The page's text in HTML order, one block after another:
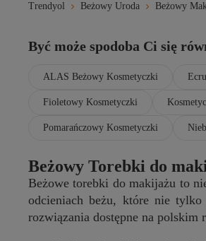
Trendyol Beżowy Uroda Beżowy
Być może spodoba Ci się
ALAS Beżowy Kosmetyczki
Fioletowy Kosmetyczki
Pomarańczowy Kosmetyczki
Beżowy Torebki do
Beżowe torebki do makijażu to
odcieniach beżu, które nie tylko
rozwiązania dostępne na polskim